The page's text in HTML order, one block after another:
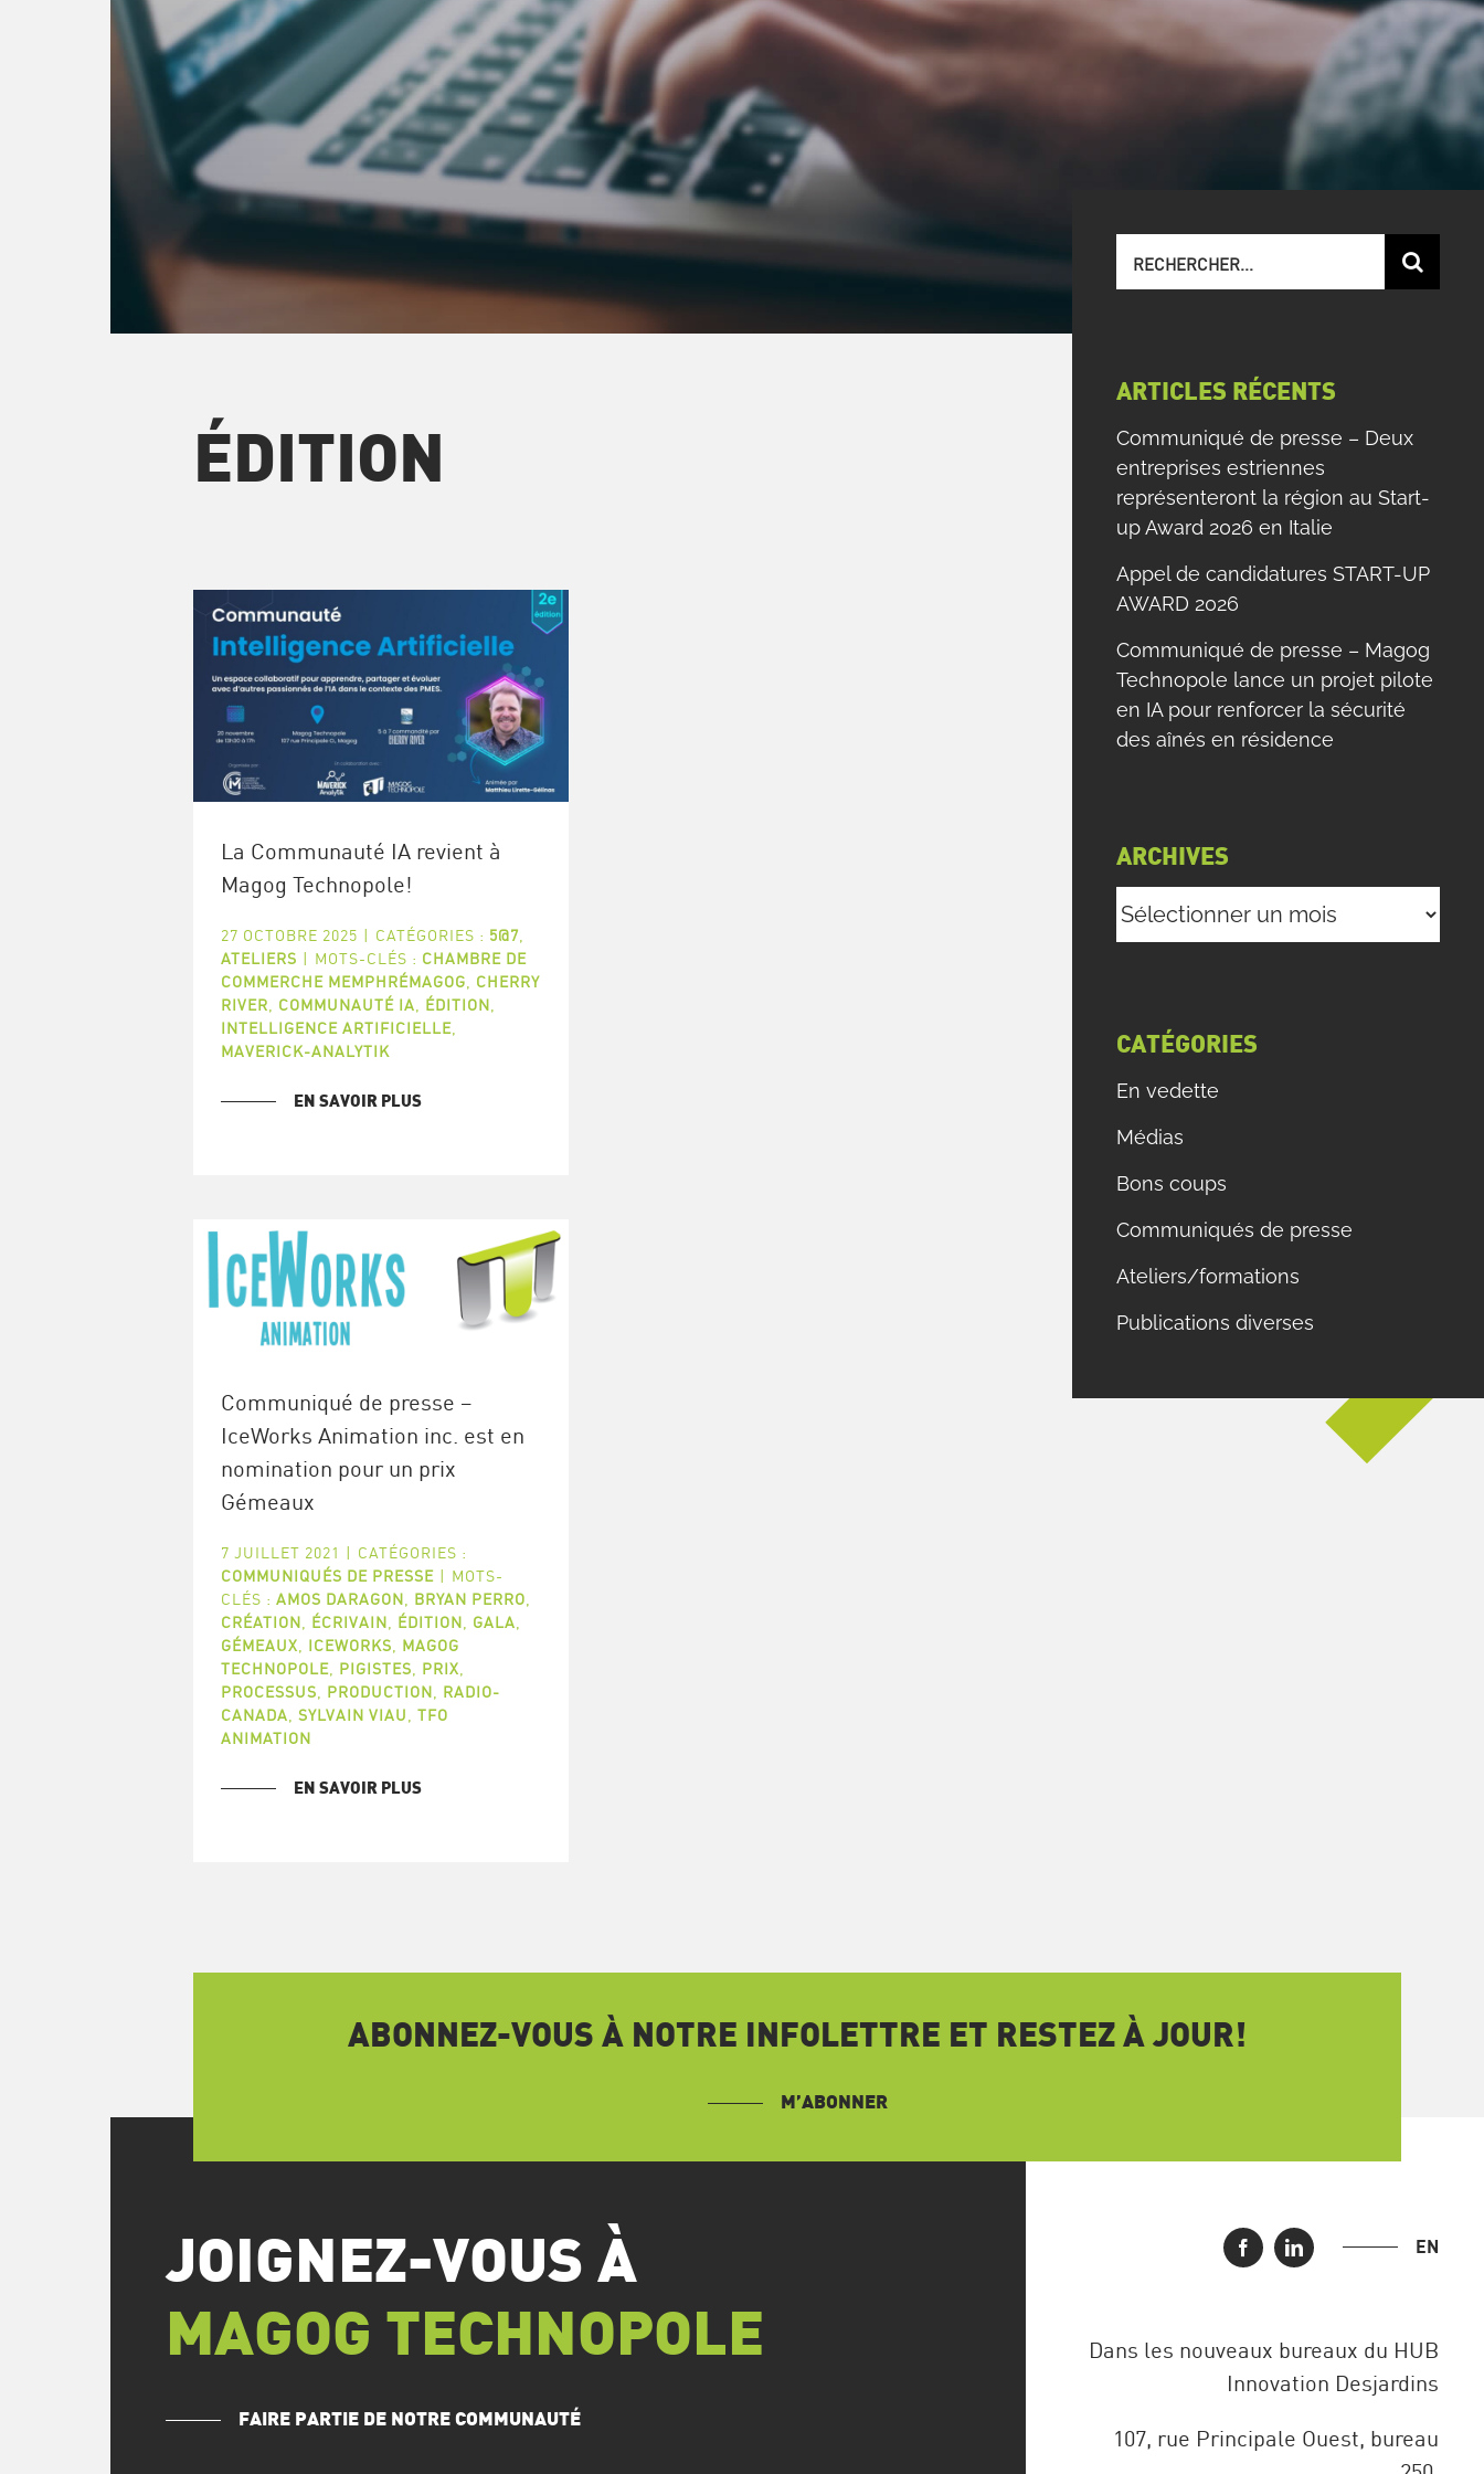
ÉDITION
La Communauté IA revient à
Magog Technopole!
27 OCTOBRE 2025 | CATÉGORIES : 5@7,
ATELIERS | MOTS-CLÉS : CHAMBRE DE
COMMERCHE MEMPHRÉMAGOG
CHERRY
RIVER
COMMUNAUTÉ IA ÉDITION
INTELLIGENCE ARTIFICIELLE,
MAVERICK-ANALYTIK
EN SAVOIR PLUS
Communiqué de presse –
IceWorks Animation inc. est en
nomination pour un prix
Gémeaux
7 JUILLET 2021 | CATÉGORIES :
COMMUNIQUÉS DE PRESSE | MOTS-
CLÉS : AMOS DARAGON BRYAN PERRO
CRÉATION
ÉCRIVAIN ÉDITION GALA
GÉMEAUX
ICEWORKS
MAGOG
TECHNOPOLE, PIGISTES PRIX
PROCESSUS
PRODUCTION
RADIO-
CANADA SYLVAIN VIAU
TFO
ANIMATION
EN SAVOIR PLUS
sur
ARTICLES RÉCENTS
Communiqué de presse – Deux
entreprises estriennes
représenteront la région au Start-
up Award 2026 en Italie
Appel de candidatures START-UP
AWARD 2026
Communiqué de presse – Magog
Technopole lance un projet pilote
en IA pour renforcer la sécurité
des aînés en résidence
ARCHIVES
Archives
CATÉGORIES
En vedette
Médias
Bons coups
Communiqués de presse
Ateliers/formations
Publications diverses
ABONNEZ-VOUS À NOTRE INFOLETTRE ET RESTEZ À JOUR!
M’ABONNER
JOIGNEZ-VOUS À
MAGOG TECHNOPOLE
FAIRE PARTIE DE NOTRE COMMUNAUTÉ
EN
Dans les nouveaux bureaux du HUB
Innovation Desjardins
107, rue Principale Ouest, bureau